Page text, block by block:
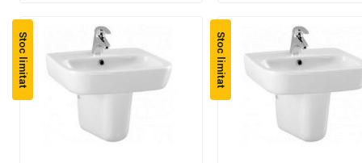
Stoc limitat Stoc limitat